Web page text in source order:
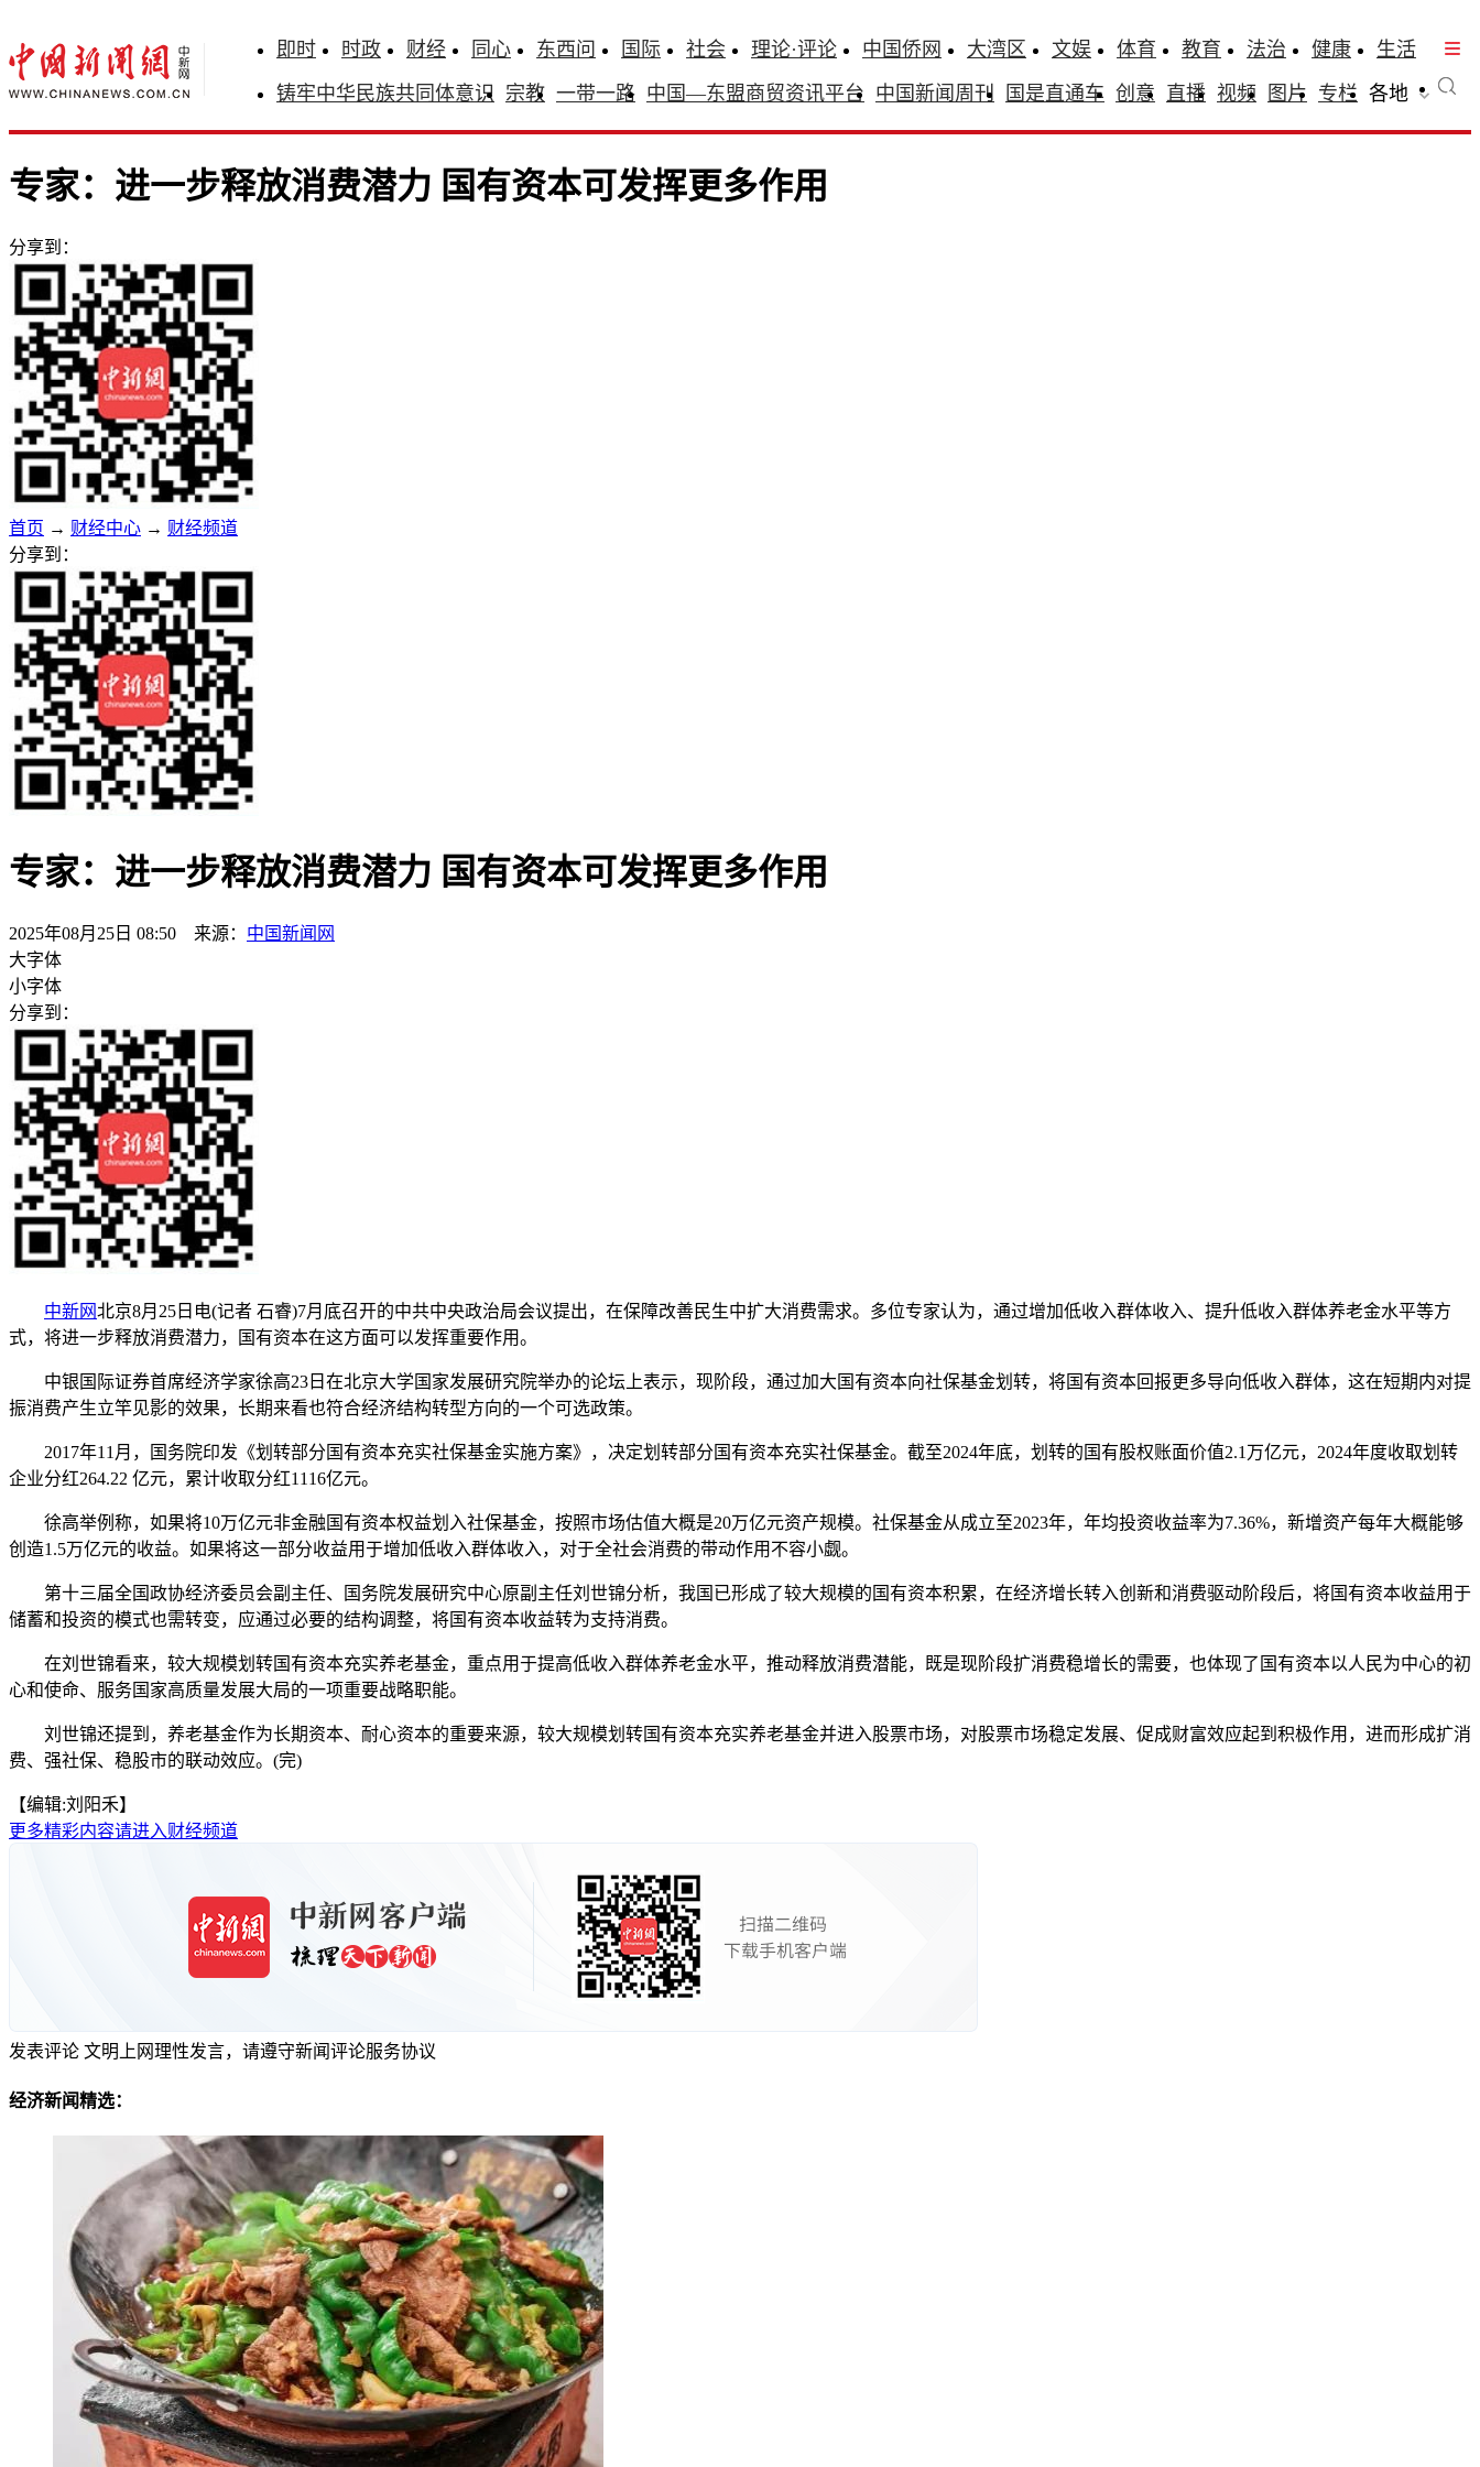
即时 时政 财经 同心 东西问 国际 社会 理论·评论 中国侨网 大湾区 文娱 体育 教育 法治 健康
生活
铸牢中华民族共同体意识 宗教 一带一路 中国—东盟商贸资讯平台 中国新闻周刊 国是直通车 创意 直播 视频 图片 专栏 各地
专家：进一步释放消费潜力 国有资本可发挥更多作用
分享到：
首页 → 财经中心 → 财经频道
分享到：
专家：进一步释放消费潜力 国有资本可发挥更多作用
2025年08月25日 08:50 来源： 中国新闻网
大字体
小字体
分享到：
中新网北京8月25日电(记者 石睿)7月底召开的中共中央政治局会议提出，在保障改善民生中扩大消费需求。多位专家认为，通过增加低收入群体收入、提升低收入群体养老金水平等方
式，将进一步释放消费潜力，国有资本在这方面可以发挥重要作用。
中银国际证券首席经济学家徐高23日在北京大学国家发展研究院举办的论坛上表示，现阶段，通过加大国有资本向社保基金划转，将国有资本回报更多导向低收入群体，这在短期内对提
振消费产生立竿见影的效果，长期来看也符合经济结构转型方向的一个可选政策。
2017年11月，国务院印发《划转部分国有资本充实社保基金实施方案》，决定划转部分国有资本充实社保基金。截至2024年底，划转的国有股权账面价值2.1万亿元，2024年度收取划转
企业分红264.22 亿元，累计收取分红1116亿元。
徐高举例称，如果将10万亿元非金融国有资本权益划入社保基金，按照市场估值大概是20万亿元资产规模。社保基金从成立至2023年，年均投资收益率为7.36%，新增资产每年大概能够
创造1.5万亿元的收益。如果将这一部分收益用于增加低收入群体收入，对于全社会消费的带动作用不容小觑。
第十三届全国政协经济委员会副主任、国务院发展研究中心原副主任刘世锦分析，我国已形成了较大规模的国有资本积累，在经济增长转入创新和消费驱动阶段后，将国有资本收益用于
储蓄和投资的模式也需转变，应通过必要的结构调整，将国有资本收益转为支持消费。
在刘世锦看来，较大规模划转国有资本充实养老基金，重点用于提高低收入群体养老金水平，推动释放消费潜能，既是现阶段扩消费稳增长的需要，也体现了国有资本以人民为中心的初
心和使命、服务国家高质量发展大局的一项重要战略职能。
刘世锦还提到，养老基金作为长期资本、耐心资本的重要来源，较大规模划转国有资本充实养老基金并进入股票市场，对股票市场稳定发展、促成财富效应起到积极作用，进而形成扩消
费、强社保、稳股市的联动效应。(完)
【编辑:刘阳禾】
更多精彩内容请进入财经频道
发表评论 文明上网理性发言，请遵守新闻评论服务协议
经济新闻精选：